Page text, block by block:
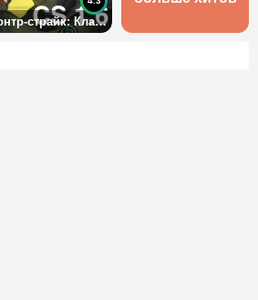
Контр-страйк: Классик